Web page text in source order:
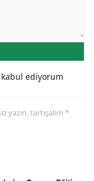
Kırıkkale
Batman
ediyorum
yazın, tartışalım *